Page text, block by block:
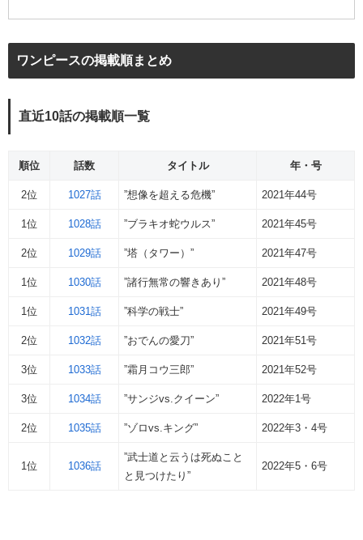
ワンピースの掲載順まとめ
直近10話の掲載順一覧
順位 話数 タイトル 年・号
2位 1027話 ”想像を超える危機” 2021年44号
1位 1028話 ”ブラキオ蛇ウルス” 2021年45号
2位 1029話 ”塔（タワー）” 2021年47号
1位 1030話 ”諸行無常の響きあり” 2021年48号
1位 1031話 ”科学の戦士” 2021年49号
2位 1032話 ”おでんの愛刀” 2021年51号
3位 1033話 ”霜月コウ三郎” 2021年52号
3位 1034話 ”サンジvs.クイーン” 2022年1号
2位 1035話 ”ゾロvs.キング” 2022年3・4号
1位 1036話
”武士道と云うは死ぬこと
と見つけたり”
2022年5・6号